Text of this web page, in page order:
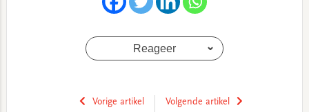
Reageer
Vorige artikel
Volgende artikel